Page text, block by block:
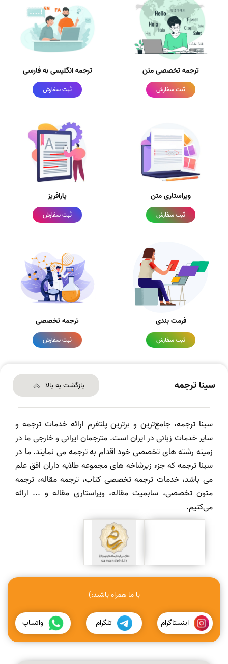
ترجمه تخصصی متن
ثبت سفارش
ترجمه انگلیسی به فارسی
ثبت سفارش
ویراستاری متن
ثبت سفارش
پارافریز
ثبت سفارش
فرمت بندی
ثبت سفارش
ترجمه تخصصی
ثبت سفارش
سینا ترجمه بازگشت به بالا
سینا ترجمه، جامع‌ترین و برترین پلتفرم ارائه خدمات ترجمه و
سایر خدمات زبانی در ایران است. مترجمان ایرانی و خارجی ما در
زمینه رشته های تخصصی خود اقدام به ترجمه می نمایند. ما در
سینا ترجمه که جزء زیرشاخه های مجموعه طلایه داران افق علم
می باشد، خدمات ترجمه تخصصی کتاب، ترجمه مقاله، ترجمه
متون تخصصی، سابمیت مقاله، ویراستاری مقاله و ... ارائه
می‌کنیم.
با ما همراه باشید:)
اینستاگرام تلگرام واتساپ